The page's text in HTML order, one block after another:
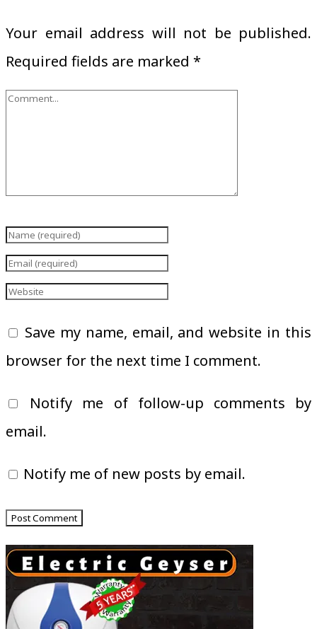
Your email address will not be published.
Required fields are marked *
Save my name, email, and website in this
browser for the next time I comment.
Notify me of follow-up comments by
email.
Notify me of new posts by email.